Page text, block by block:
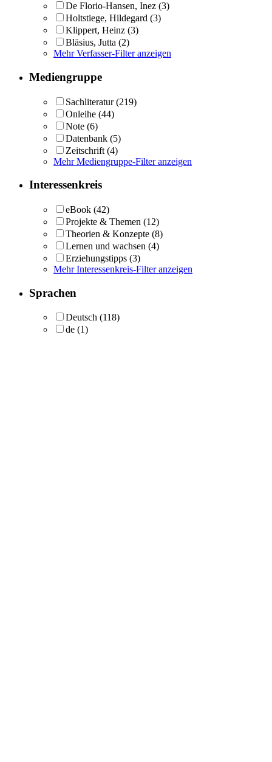
De Florio-Hansen, Inez (3)
Holtstiege, Hildegard (3)
Klippert, Heinz (3)
Bläsius, Jutta (2)
Mehr Verfasser-Filter anzeigen
Mediengruppe
Sachliteratur (219)
Onleihe (44)
Note (6)
Datenbank (5)
Zeitschrift (4)
Mehr Mediengruppe-Filter anzeigen
Interessenkreis
eBook (42)
Projekte & Themen (12)
Theorien & Konzepte (8)
Lernen und wachsen (4)
Erziehungstipps (3)
Mehr Interessenkreis-Filter anzeigen
Sprachen
Deutsch (118)
de (1)